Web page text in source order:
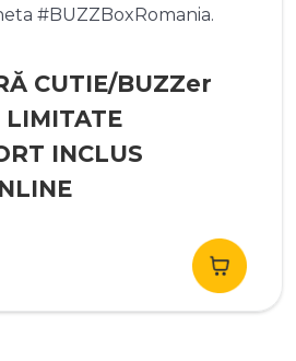
#BUZZBoxRomania.
CUTIE/BUZZer
LIMITATE
INCLUS